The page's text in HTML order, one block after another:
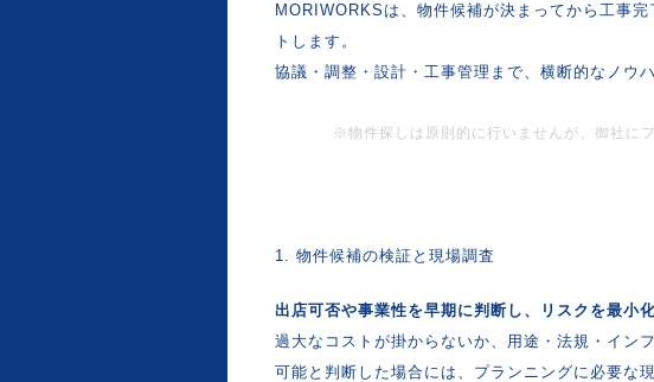
MORIWORKSは、物件候補が決まってから工事
トします。
協議・調整・設計・工事管理まで、横断的なノウ
※物件探しは原則的に行いませんが、御社に
1. 物件候補の検証と現場調査
出店可否や事業性を早期に判断し、リスクを最小
過大なコストが掛からないか、用途・法規・イン
可能と判断した場合には、プランニングに必要な